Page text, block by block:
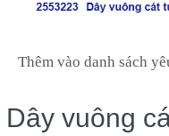
Thêm vào danh sách
Dây vuông